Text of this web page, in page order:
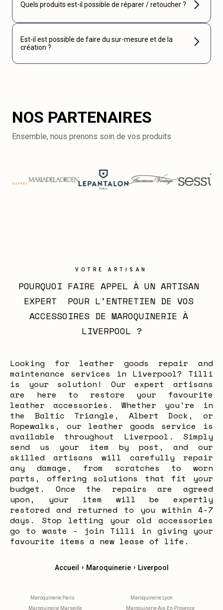
Quels produits est-il possible de réparer / retoucher ?
Est-il est possible de faire du sur-mesure et de la
création ?
NOS PARTENAIRES
Ensemble, nous prenons soin de vos produits
VOTRE ARTISAN
POURQUOI FAIRE APPEL À UN ARTISAN
EXPERT  POUR L'ENTRETIEN DE VOS
ACCESSOIRES DE MAROQUINERIE À
LIVERPOOL ?
Looking for leather goods repair and
maintenance services in Liverpool? Tilli
is your solution! Our expert artisans
are here to restore your favourite
leather accessories. Whether you're in
the Baltic Triangle, Albert Dock, or
Ropewalks, our leather goods service is
available throughout Liverpool. Simply
send us your item by post, and our
skilled artisans will carefully repair
any damage, from scratches to worn
parts, offering solutions that fit your
budget. Once the repairs are agreed
upon, your item will be expertly
restored and returned to you within 4-7
days. Stop letting your old accessories
go to waste - join Tilli in giving your
favourite items a new lease of life.
Accueil › Maroquinerie › Liverpool
Maroquinerie Paris
Maroquinerie Lyon
Maroquinerie Marseille
Maroquinerie Aix-En-Provence